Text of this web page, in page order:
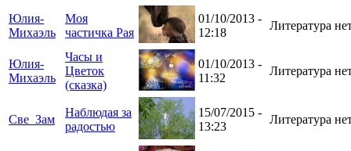
Юлия-
Михаэль
Моя
частичка Рая
01/10/2013 -
12:18
Литература
Юлия-
Михаэль
Часы и
Цветок
(сказка)
01/10/2013 -
11:32
Литература
Све_Зам
Наблюдая за
радостью
15/07/2015 -
13:23
Литература